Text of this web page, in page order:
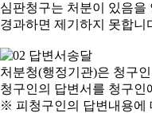
심판청구는 처분이 있음을
경과하면 제기하지 못합니
처분청(행정기관)은 청구
청구인의 답변서를 청구인
※ 피청구인의 답변내용에